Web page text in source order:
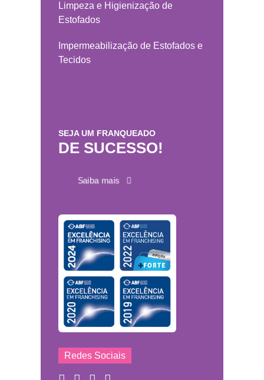
Limpeza e Higienização de
Estofados
Impermeabilização de Estofados e
Tecidos
SEJA UM FRANQUEADO
DE SUCESSO!
Saiba mais
Redes Sociais